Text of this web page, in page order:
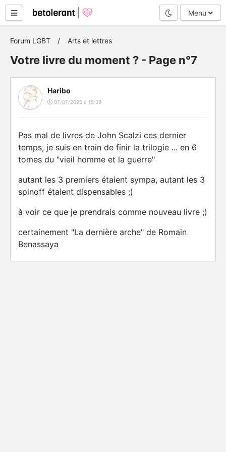
Mode nuit
Menu
Forum LGBT Arts et lettres
Votre livre du moment ? - Page n°7
Haribo
07/07/2025 à 15:39
Pas mal de livres de John Scalzi ces dernier
temps, je suis en train de finir la trilogie ... en 6
tomes du "vieil homme et la guerre"
autant les 3 premiers étaient sympa, autant les 3
spinoff étaient dispensables ;)
à voir ce que je prendrais comme nouveau livre ;)
certainement "La dernière arche" de Romain
Benassaya